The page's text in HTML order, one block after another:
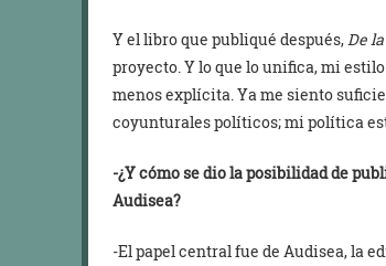
Y el libro que publiqué después, De
proyecto. Y lo que lo unifica, mi
menos explícita. Ya me siento
coyunturales políticos; mi política
-¿Y cómo se dio la posibilidad de
Audisea?
-El papel central fue de Audisea, la